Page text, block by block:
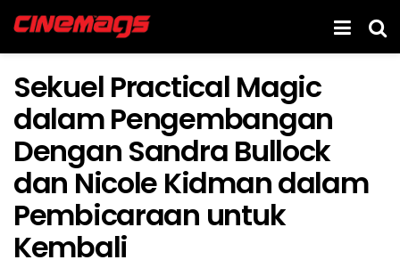
Sekuel Practical Magic
dalam Pengembangan
Dengan Sandra Bullock
dan Nicole Kidman dalam
Pembicaraan untuk
Kembali